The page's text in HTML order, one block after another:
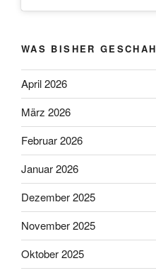
WAS BISHER GESCHAH
April 2026
März 2026
Februar 2026
Januar 2026
Dezember 2025
November 2025
Oktober 2025